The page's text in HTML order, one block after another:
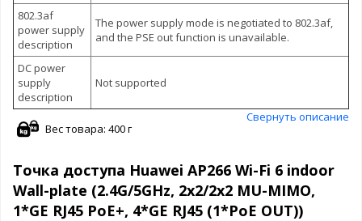
802.3af
power supply
description
The power supply mode is negotiated to 802.3af,
and the PSE out function is unavailable.
DC power
supply
description
Not supported
Свернуть описание
Вес товара: 400 г
Точка доступа Huawei AP266 Wi-Fi 6 indoor
Wall-plate (2.4G/5GHz, 2x2/2x2 MU-MIMO,
1*GE RJ45 PoE+, 4*GE RJ45 (1*PoE OUT))